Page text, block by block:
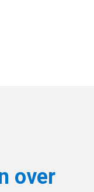
over